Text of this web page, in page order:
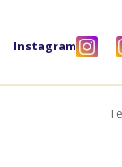
Instagram